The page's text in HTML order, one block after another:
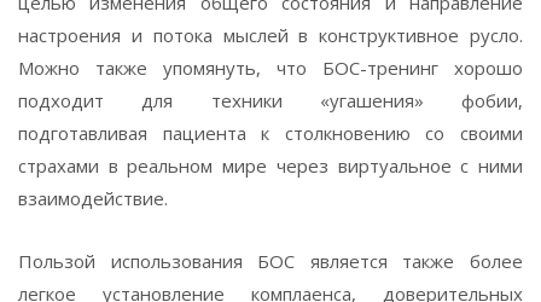
настроения и потока мыслей в конструктивное русло.
Можно также упомянуть, что БОС-тренинг хорошо
подходит для техники «угашения» фобии,
подготавливая пациента к столкновению со своими
страхами в реальном мире через виртуальное с ними
взаимодействие.
Пользой использования БОС является также более
легкое установление комплаенса, доверительных